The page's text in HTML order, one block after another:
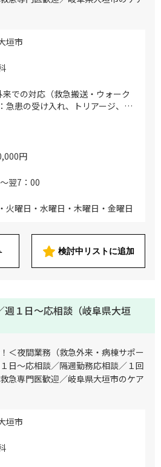
垣市
来での対応（救急搬送・ウォーク
急患の受け入れ、トリアージ、初
サポート：入院患者の状態変化へ
診察補助：採血、点滴、注射、血
支援：入院中の患者の生活援助
職種との連携：看護師や救急スタ
連携を取りながら夜間の医療体制
によって違いはありますが、平均
期もありますが、インフルエンザ
応等は外科系医師のフォローもあ
ついては、緊急ホットラインがあ
で専門医がダイレクトに対応しま
安心ください ※整形外科につい
コール体制が整っておりますので
ださい ※外科については、電話
円
翌7：00
火曜日・水曜日・木曜日・金曜日
検討中リストに追加
週１日～応相談（岐阜県大垣
＜夜間業務（救急外来・病棟サポー
日～応相談／隔週勤務応相談／１回
急専門医歓迎／岐阜県大垣市のケア
垣市